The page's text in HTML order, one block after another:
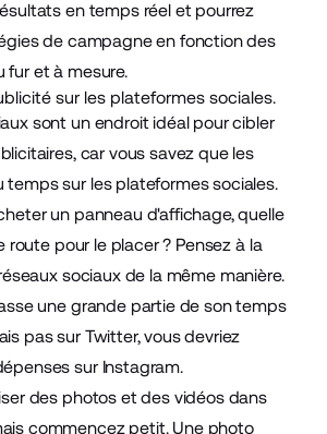
en temps réel et pourrez
de campagne en fonction des
fur et à mesure.
sur les plateformes sociales.
sont un endroit idéal pour cibler
car vous savez que les
sur les plateformes sociales.
un panneau d'affichage, quelle
route pour le placer ? Pensez à la
sociauxde la même manière.
une grande partie de son temps
pas sur Twitter, vous devriez
sur Instagram.
des photos et des vidéos dans
commencez petit. Une photo